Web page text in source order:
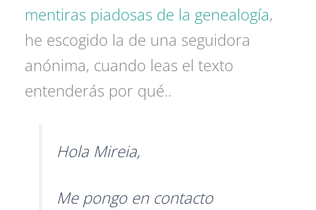
mentiras piadosas de la genealogía,
he escogido la de una seguidora
anónima, cuando leas el texto
entenderás por qué..
Hola Mireia,
Me pongo en contacto